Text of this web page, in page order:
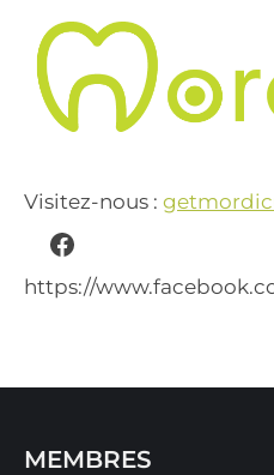
Visitez-nous :
Facebook
https://
MEMBRES